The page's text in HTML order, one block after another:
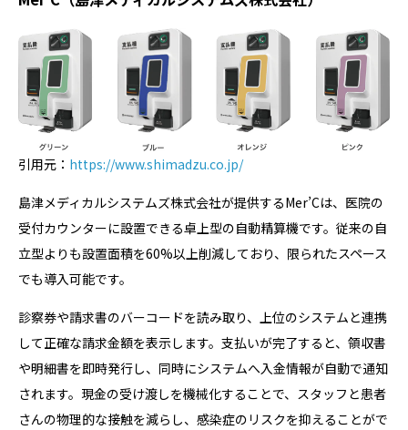
引用元： https://www.shimadzu.co.jp/
島津メディカルシステムズ株式会社が提供するMer’Cは、医院の
受付カウンターに設置できる卓上型の自動精算機です。従来の自
立型よりも設置面積を60%以上削減しており、限られたスペース
でも導入可能です。
診察券や請求書のバーコードを読み取り、上位のシステムと連携
して正確な請求金額を表示します。支払いが完了すると、領収書
や明細書を即時発行し、同時にシステムへ入金情報が自動で通知
されます。現金の受け渡しを機械化することで、スタッフと患者
さんの物理的な接触を減らし、感染症のリスクを抑えることがで